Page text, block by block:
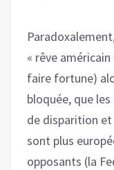
« rêve
faire fortune)
bloquée, que
de disparition
sont plus
opposants (la